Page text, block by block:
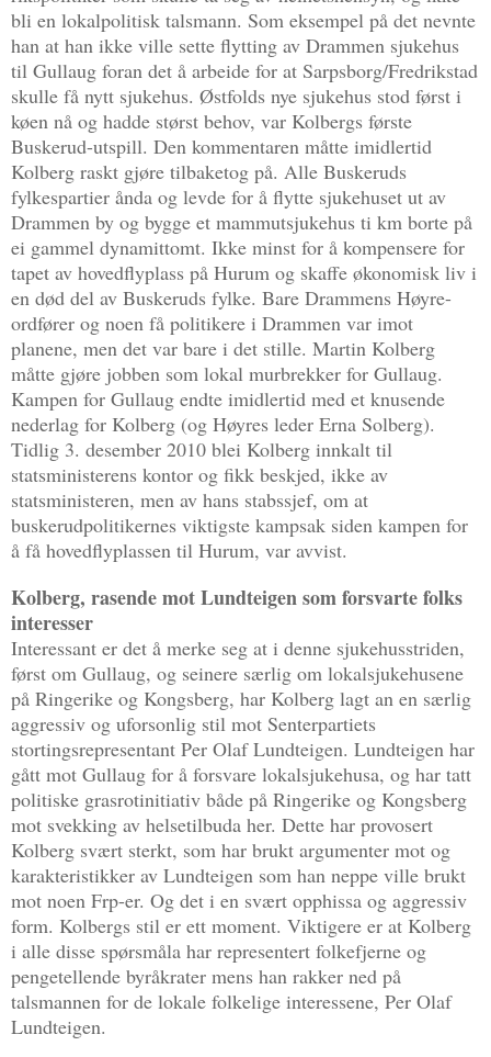
bli en lokalpolitisk talsmann. Som eksempel på det nevnte
han at han ikke ville sette flytting av Drammen sjukehus
til Gullaug foran det å arbeide for at Sarpsborg/Fredrikstad
skulle få nytt sjukehus. Østfolds nye sjukehus stod først i
køen nå og hadde størst behov, var Kolbergs første
Buskerud-utspill. Den kommentaren måtte imidlertid
Kolberg raskt gjøre tilbaketog på. Alle Buskeruds
fylkespartier ånda og levde for å flytte sjukehuset ut av
Drammen by og bygge et mammutsjukehus ti km borte på
ei gammel dynamittomt. Ikke minst for å kompensere for
tapet av hovedflyplass på Hurum og skaffe økonomisk liv i
en død del av Buskeruds fylke. Bare Drammens Høyre-
ordfører og noen få politikere i Drammen var imot
planene, men det var bare i det stille. Martin Kolberg
måtte gjøre jobben som lokal murbrekker for Gullaug.
Kampen for Gullaug endte imidlertid med et knusende
nederlag for Kolberg (og Høyres leder Erna Solberg).
Tidlig 3. desember 2010 blei Kolberg innkalt til
statsministerens kontor og fikk beskjed, ikke av
statsministeren, men av hans stabssjef, om at
buskerudpolitikernes viktigste kampsak siden kampen for
å få hovedflyplassen til Hurum, var avvist.
Kolberg, rasende mot Lundteigen som forsvarte folks
interesser
Interessant er det å merke seg at i denne sjukehusstriden,
først om Gullaug, og seinere særlig om lokalsjukehusene
på Ringerike og Kongsberg, har Kolberg lagt an en særlig
aggressiv og uforsonlig stil mot Senterpartiets
stortingsrepresentant Per Olaf Lundteigen. Lundteigen har
gått mot Gullaug for å forsvare lokalsjukehusa, og har tatt
politiske grasrotinitiativ både på Ringerike og Kongsberg
mot svekking av helsetilbuda her. Dette har provosert
Kolberg svært sterkt, som har brukt argumenter mot og
karakteristikker av Lundteigen som han neppe ville brukt
mot noen Frp-er. Og det i en svært opphissa og aggressiv
form. Kolbergs stil er ett moment. Viktigere er at Kolberg
i alle disse spørsmåla har representert folkefjerne og
pengetellende byråkrater mens han rakker ned på
talsmannen for de lokale folkelige interessene, Per Olaf
Lundteigen.